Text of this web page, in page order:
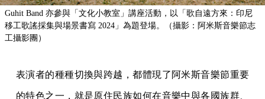
Guhit Band 亦參與「文化小教室」講座活動，以「歌自遠方來：印尼
移工歌謠採集與場景書寫 2024」為題登場。（攝影：阿米斯音樂節志
工攝影團）
表演者的種種切換與跨越，都體現了阿米斯音樂節重要
的特色之一，就是原住民族如何在音樂中與各國族群、